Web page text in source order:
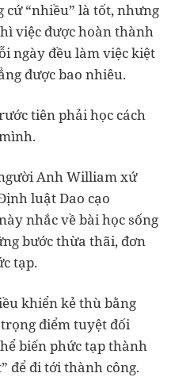
“nhiều” là tốt, nhưng
việc được hoàn thành
ngày đều làm việc kiệt
được bao nhiêu.
tiên phải học cách
Anh William xứ
luật Dao cạo
nhắc về bài học sống
bước thừa thãi, đơn
tạp.
khiển kẻ thù bằng
điểm tuyệt đối
biến phức tạp thành
để đi tới thành công.